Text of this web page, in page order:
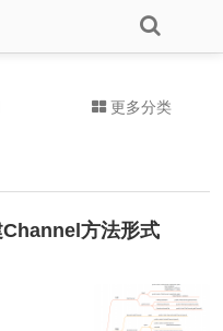
更多分类
方法形式